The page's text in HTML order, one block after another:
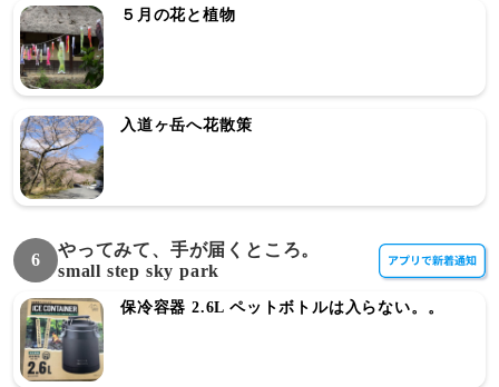
５月の花と植物
入道ヶ岳へ花散策
6
やってみて、手が届くところ。
small step sky park
保冷容器 2.6L ペットボトルは入らない。。